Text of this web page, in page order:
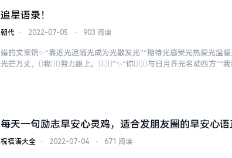
追星语录！
朝代 ⋅ 2022-07-05 ⋅ 903 阅读
娟的文案馆✨“靠近光追随光成为光散发光”“期待光感受光热爱光温
光芒万丈，我努力跟上。”✨“你与日月齐光名动四方”“
每天一句励志早安心灵鸡，适合发朋友圈的早安心
祝福语大全 ⋅ 2022-07-04 ⋅ 671 阅读